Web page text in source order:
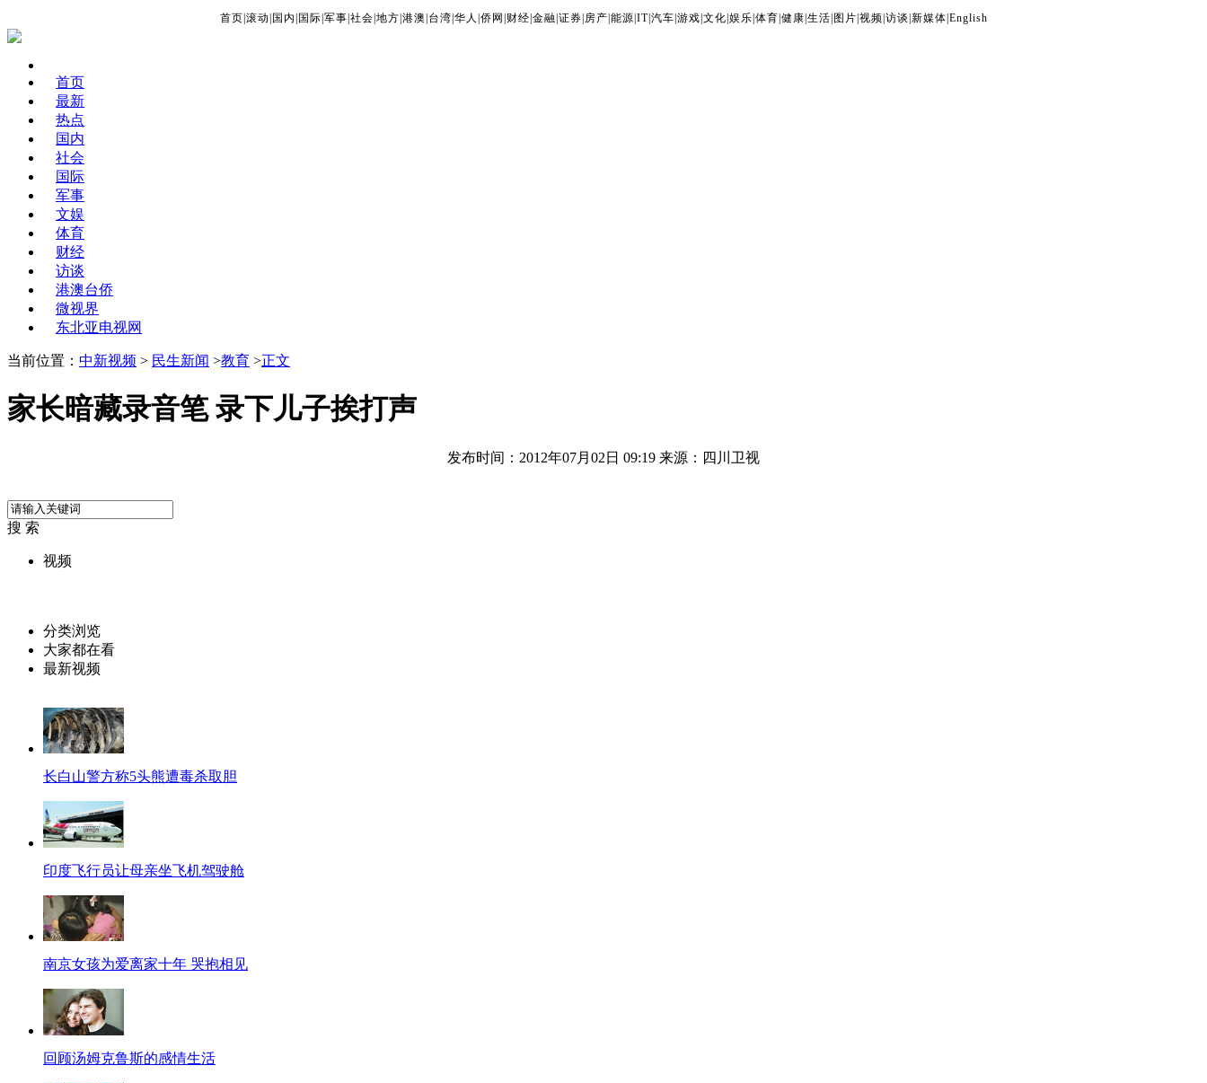
首页 滚动 国内 国际 军事 社会 地方 港澳 台湾 华人 侨网 财经 金融 证券 房产 能源 IT| 汽车 游戏 文化 娱乐 体育 健康 生活 图片 视频 访谈 新媒体 English
首页
最新
热点
国内
社会
国际
军事
文娱
体育
财经
访谈
港澳台侨
微视界
东北亚电视网
当前位置： 中新视频 > 民生新闻 >教育 >正文
家长暗藏录音笔 录下儿子挨打声
发布时间：2012年07月02日 09:19 来源：四川卫视
搜 索
视频
分类浏览
大家都在看
最新视频
长白山警方称5头熊遭毒杀取胆
印度飞行员让母亲坐飞机驾驶舱
南京女孩为爱离家十年 哭抱相见
回顾汤姆克鲁斯的感情生活